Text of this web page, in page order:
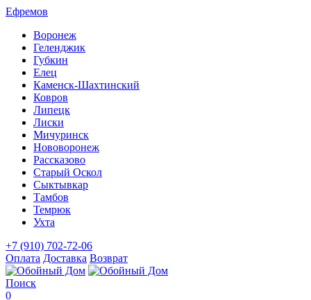
Ефремов
Воронеж
Геленджик
Губкин
Елец
Каменск-Шахтинский
Ковров
Липецк
Лиски
Мичуринск
Нововоронеж
Рассказово
Старый Оскол
Сыктывкар
Тамбов
Темрюк
Ухта
+7 (910) 702-72-06
Оплата Доставка Возврат
Поиск
0